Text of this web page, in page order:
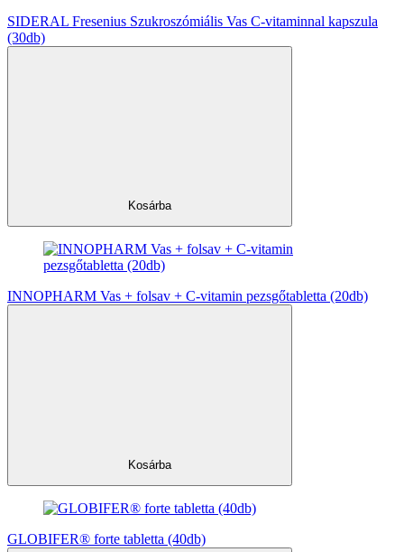
SIDERAL Fresenius Szukroszómiális Vas C-vitaminnal kapszula
(30db)
Kosárba
INNOPHARM Vas + folsav + C-vitamin pezsgőtabletta (20db)
Kosárba
GLOBIFER® forte tabletta (40db)